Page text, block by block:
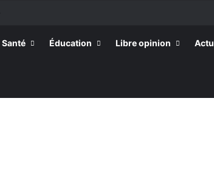
Santé Éducation Libre opinion